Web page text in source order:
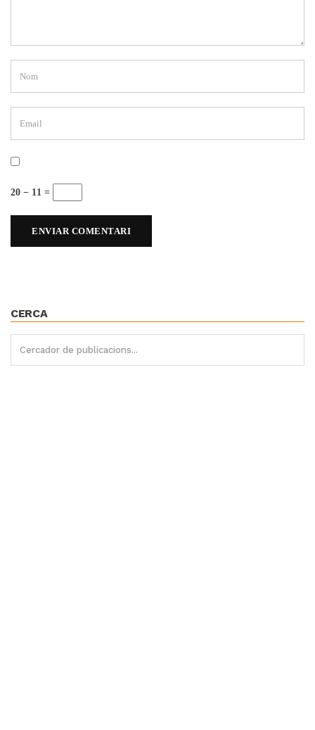
20 − 11 =
CERCA